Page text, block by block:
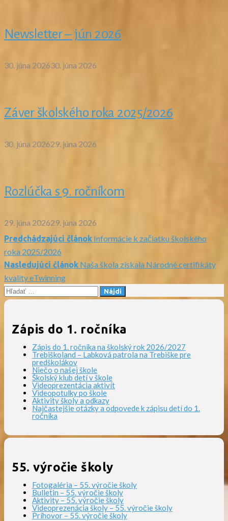
Newsletter – jún 2026
30. júna 202630. júna 2026
Záver školského roka 2025/2026
30. júna 202629. júna 2026
Rozlúčka s 9. ročníkom
29. júna 202629. júna 2026
Navigácia
v
článku
Predchádzajúci článok Informácie k začiatku školského
roka 2025/2026
Nasledujúci článok Naša škola získala Národné certifikáty
kvality eTwinning
Hľadať:
Zápis do 1. ročníka
Zápis do 1. ročníka na školský rok 2026/2027
Trebiškoland – Labková patrola na Trebiške pre
predškolákov
Niečo o našej škole
Školský klub detí v škole
Videoprezentácia aktivít
Videopotulky po škole
Aktivity školy a odkazy
Najčastejšie otázky a odpovede k zápisu detí do 1.
ročníka
55. výročie školy
Fotogaléria – 55. výročie školy
Bulletin – 55. výročie školy
Aktivity – 55. výročie školy
Videoprezenácia školy – 55. výročie školy
Príhovor – 55. výročie školy